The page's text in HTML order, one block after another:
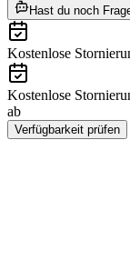
Hast du noch
Kostenlose
Kostenlose
ab
Verfügbarkeit prüfen